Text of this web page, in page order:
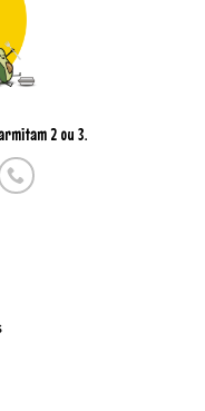
2 ou 3.